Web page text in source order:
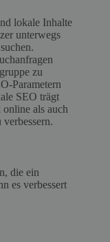
lokale Inhalte
unterwegs
zu
Parametern
SEO trägt
als auch
die ein
es verbessert